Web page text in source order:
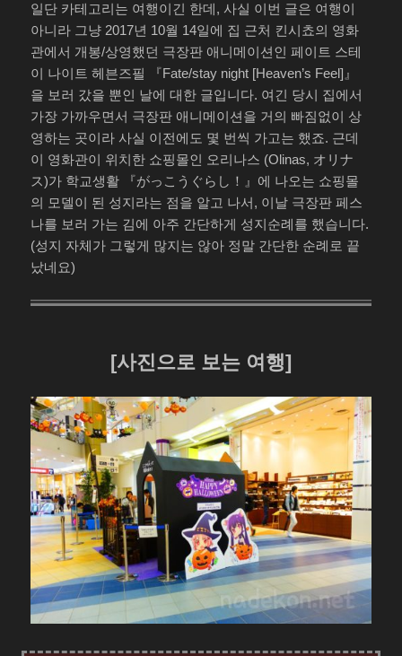
일단 카테고리는 여행이긴 한데, 사실 이번 글은 여행이
아니라 그냥 2017년 10월 14일에 집 근처 킨시쵸의 영화
관에서 개봉/상영했던 극장판 애니메이션인 페이트 스테
이 나이트 헤븐즈필 『Fate/stay night [Heaven’s Feel]』
을 보러 갔을 뿐인 날에 대한 글입니다. 여긴 당시 집에서
가장 가까우면서 극장판 애니메이션을 거의 빠짐없이 상
영하는 곳이라 사실 이전에도 몇 번씩 가고는 했죠. 근데
이 영화관이 위치한 쇼핑몰인 오리나스 (Olinas, オリナ
ス)가 학교생활 『がっこうぐらし！』에 나오는 쇼핑몰
의 모델이 된 성지라는 점을 알고 나서, 이날 극장판 페스
나를 보러 가는 김에 아주 간단하게 성지순례를 했습니다.
(성지 자체가 그렇게 많지는 않아 정말 간단한 순례로 끝
났네요)
[사진으로 보는 여행]